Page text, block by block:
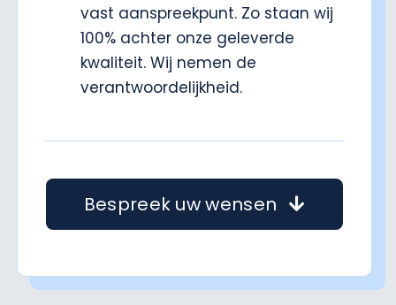
vast aanspreekpunt. Zo staan wij
100% achter onze geleverde
kwaliteit. Wij nemen de
verantwoordelijkheid.
Bespreek uw wensen